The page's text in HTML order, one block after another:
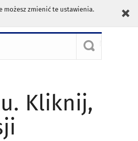
możesz zmienić te ustawienia.
Kliknij,